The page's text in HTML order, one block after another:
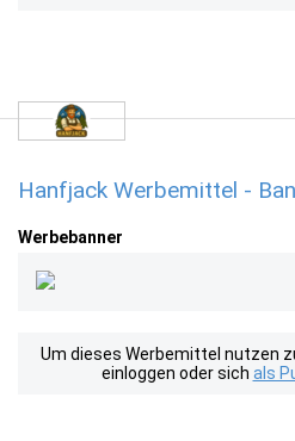
Hanfjack Werbemittel -
Werbebanner
Um dieses Werbemittel nutzen
einloggen oder sich als